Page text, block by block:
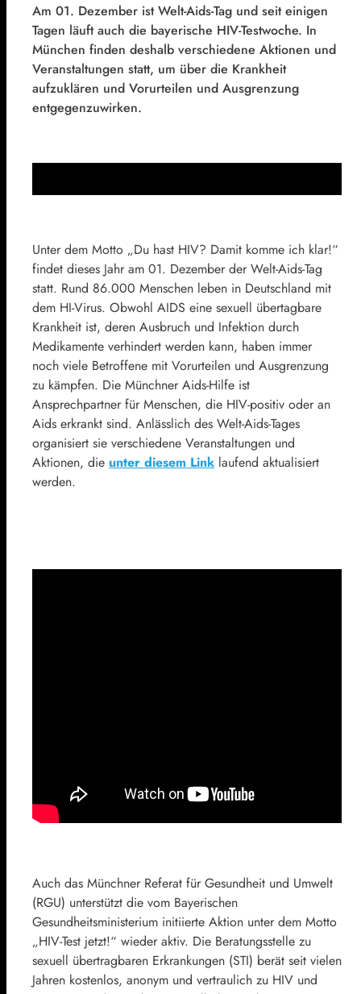
Am 01. Dezember ist Welt-Aids-Tag und seit einigen
Tagen läuft auch die bayerische HIV-Testwoche. In
München finden deshalb verschiedene Aktionen und
Veranstaltungen statt, um über die Krankheit
aufzuklären und Vorurteilen und Ausgrenzung
entgegenzuwirken.
Unter dem Motto „Du hast HIV? Damit komme ich klar!“
findet dieses Jahr am 01. Dezember der Welt-Aids-Tag
statt. Rund 86.000 Menschen leben in Deutschland mit
dem HI-Virus. Obwohl AIDS eine sexuell übertagbare
Krankheit ist, deren Ausbruch und Infektion durch
Medikamente verhindert werden kann, haben immer
noch viele Betroffene mit Vorurteilen und Ausgrenzung
zu kämpfen. Die Münchner Aids-Hilfe ist
Ansprechpartner für Menschen, die HIV-positiv oder an
Aids erkrankt sind. Anlässlich des Welt-Aids-Tages
organisiert sie verschiedene Veranstaltungen und
Aktionen, die unter diesem Link laufend aktualisiert
werden.
Auch das Münchner Referat für Gesundheit und Umwelt
(RGU) unterstützt die vom Bayerischen
Gesundheitsministerium initiierte Aktion unter dem Motto
„HIV-Test jetzt!“ wieder aktiv. Die Beratungsstelle zu
sexuell übertragbaren Erkrankungen (STI) berät seit vielen
Jahren kostenlos, anonym und vertraulich zu HIV und